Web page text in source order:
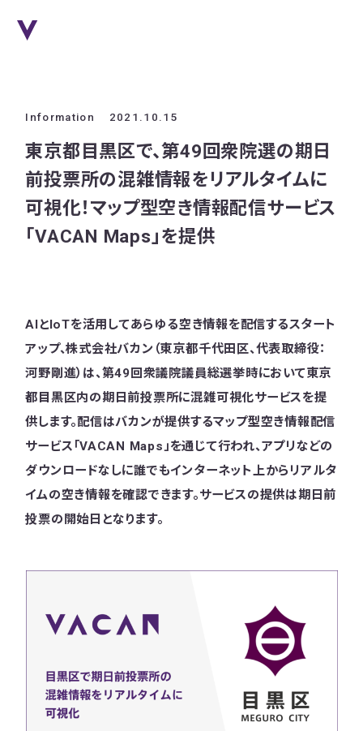
Information 2021.10.15
東京都目黒区で、第49回衆院選の期日
前投票所の混雑情報をリアルタイムに
可視化！マップ型空き情報配信サービス
「VACAN Maps」を提供
AIとIoTを活用してあらゆる空き情報を配信するスタート
アップ、株式会社バカン（東京都千代田区、代表取締役：
河野剛進）は、第49回衆議院議員総選挙時において東京
都目黒区内の期日前投票所に混雑可視化サービスを提
供します。配信はバカンが提供するマップ型空き情報配信
サービス「VACAN Maps」を通じて行われ、アプリなどの
ダウンロードなしに誰でもインターネット上からリアルタ
イムの空き情報を確認できます。サービスの提供は期日前
投票の開始日となります。